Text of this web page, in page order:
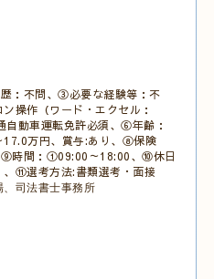
：不問、③必要な経験等：不
操作（ワード・エクセル：
動車運転免許必須、⑥年齢：
万円、賞与:あり、⑧保険
⑨時間：①09:00～18:00、⑩休日
、⑪選考方法:書類選考・面接
、司法書士事務所